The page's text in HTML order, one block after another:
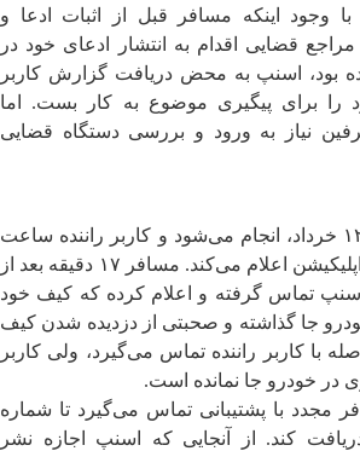
وجود اینکه مسافر قبل از اثبات ادعا و
قضایی اقدام به انتشار ادعای خود در
بود، اسنپ به محض دریافت گزارش کاربر
را برای پیگیری موضوع به کار بست. اما
نیاز به ورود و بررسی دستگاه قضایی
سفر در روز پنج‌شنبه، ۱۲ خرداد، انجام می‌شود و کاربر راننده ساعت
۱۶:۴۸ پایان سفر را در اپلیکیشن اعلام می‌کند. مسافر ۱۷ دقیقه بعد از
اسنپ تماس گرفته و اعلام کرده که کیف خود
جا گذاشته و صحبتی از دزدیده شدن کیف
با کاربر راننده تماس می‌گیرد، ولی کاربر
در خودرو جا نمانده است.
مجدد با پشتیبانی تماس می‌گیرد تا شماره
کند. از آنجایی که اسنپ اجازه نشر